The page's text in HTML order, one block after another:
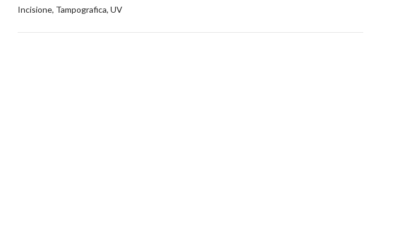
Incisione, Tampografica, UV